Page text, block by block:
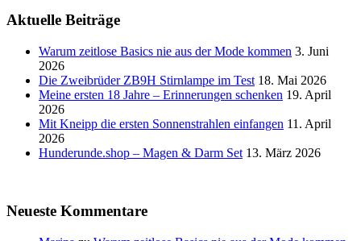
Aktuelle Beiträge
Warum zeitlose Basics nie aus der Mode kommen 3. Juni
2026
Die Zweibrüder ZB9H Stirnlampe im Test 18. Mai 2026
Meine ersten 18 Jahre – Erinnerungen schenken 19. April
2026
Mit Kneipp die ersten Sonnenstrahlen einfangen 11. April
2026
Hunderunde.shop – Magen & Darm Set 13. März 2026
Neueste Kommentare